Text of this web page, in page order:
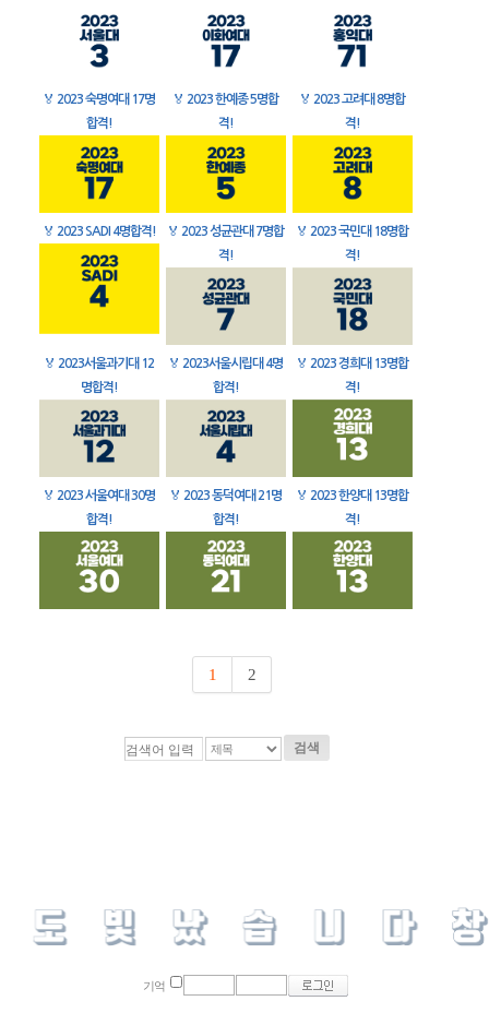
🏅 2023 숙명여대 17명
합격!
🏅 2023 한예종 5명합
격!
🏅 2023 고려대 8명합
격!
🏅 2023 SADI 4명합격! 🏅 2023 성균관대 7명합
격!
🏅 2023 국민대 18명합
격!
🏅 2023서울과기대 12
명합격!
🏅 2023서울시립대 4명
합격!
🏅 2023 경희대 13명합
격!
🏅 2023 서울여대 30명
합격!
🏅 2023 동덕여대 21명
합격!
🏅 2023 한양대 13명합
격!
1 2
검색
기억